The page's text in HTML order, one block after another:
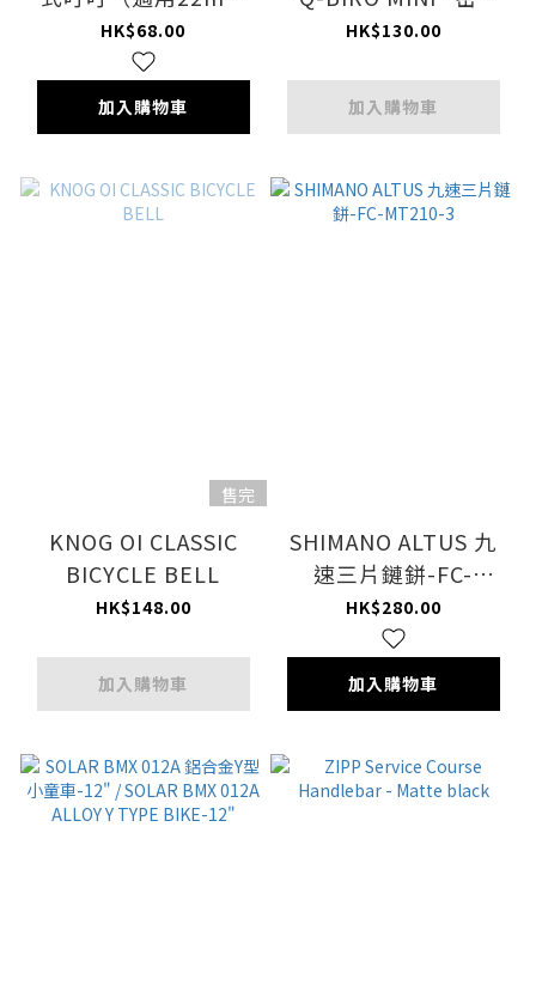
車把）
HK$68.00
加入購物車
鎖
HK$130.00
加入購物車
售完
KNOG OI CLASSIC
BICYCLE BELL
HK$148.00
加入購物車
SHIMANO ALTUS 九
速三片鏈鉼-FC-
MT210-3
HK$280.00
加入購物車